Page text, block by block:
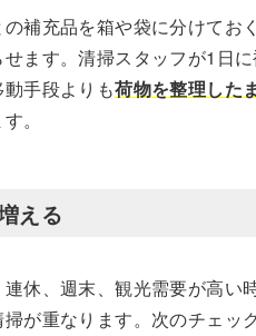
補充品を箱や袋に分けてお
ます。清掃スタッフが1日
手段よりも荷物を整理した
。
える
休、週末、観光需要が高い
が重なります。次のチェッ